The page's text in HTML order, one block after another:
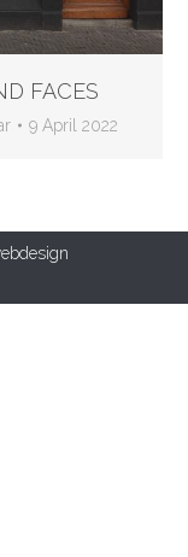
FACES
9 April 2022